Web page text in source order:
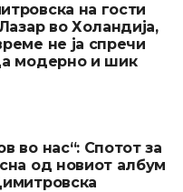
на гости
во Холандија,
не ја спречи
модерно и шик
во нас“: Спотот за
од новиот албум